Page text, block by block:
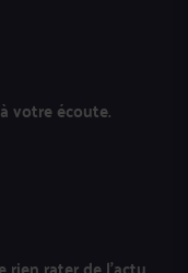
votre écoute.